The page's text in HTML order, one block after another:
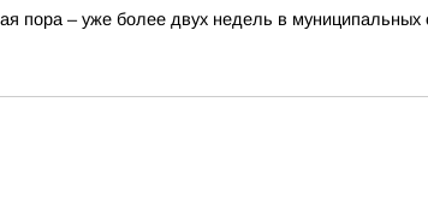
пора – уже более двух недель в муниципальных